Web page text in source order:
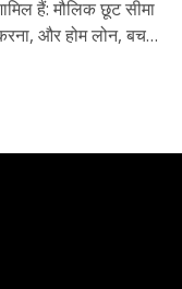
हैं: मौलिक छूट सीमा
और होम लोन, बचत